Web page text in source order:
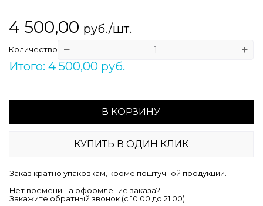
4 500,00 руб./шт.
Количество
Итого: 4 500,00 руб.
В КОРЗИНУ
КУПИТЬ В ОДИН КЛИК
Заказ кратно упаковкам, кроме поштучной продукции.
Нет времени на оформление заказа?
Закажите обратный звонок (c 10:00 до 21:00)